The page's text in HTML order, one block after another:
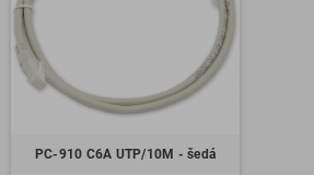
PC-910 C6A UTP/10M - šedá